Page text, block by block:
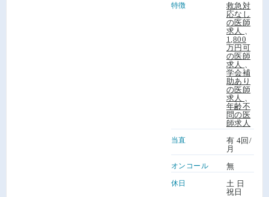
特徴
救急対
応なし
の医師
求人
1,800
万円可
の医師
求人
学会補
助あり
の医師
求人
年齢不
問の医
師求人
当直
有 4回/
月
オンコール 無
休日
土 日
祝日